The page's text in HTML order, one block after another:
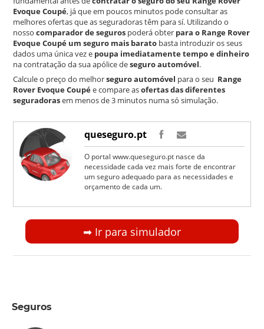
Evoque Coupé, já que em poucos minutos pode consultar as
melhores ofertas que as seguradoras têm para sí. Utilizando o
nossocomparador de seguros poderá obter para o Range Rover
Evoque Coupé um seguro mais barato basta introduzir os seus
dados uma única vez e poupa imediatamente tempo e dinheiro
na contratação da sua apólice deseguro automóvel.
Calcule o preço do melhorseguro automóvel para o seu Range
Rover Evoque Coupée compare asofertas das diferentes
seguradorasem menos de 3 minutos numa só simulação.
queseguro.pt
O portal www.queseguro.pt nasce da
necessidade cada vez mais forte de encontrar
um seguro adequado para as necessidades e
orçamento de cada um.
➡︎ Ir para simulador
Seguros